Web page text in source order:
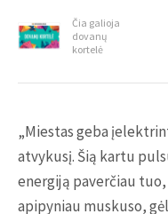
Čia galioja
dovanų
kortelė
„Miestas geba
atvykusį. Šią kartu
energiją paverčiau tuo,
apipyniau muskuso,